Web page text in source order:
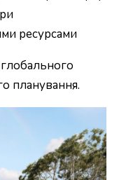
ресурсами
планування.